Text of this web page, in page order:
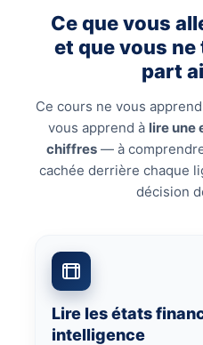
Ce que vous
et que vous
part
Ce cours ne vous
vous apprend à lire une
chiffres — à
cachée derrière chaque
décision
Lire les états
intelligence